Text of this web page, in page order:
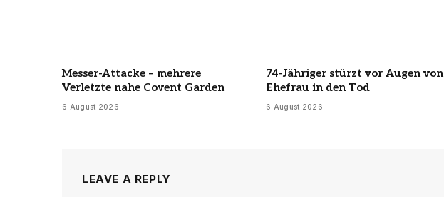
Messer-Attacke – mehrere
Verletzte nahe Covent Garden
6 August 2026
74-Jähriger stürzt vor Augen von
Ehefrau in den Tod
6 August 2026
LEAVE A REPLY